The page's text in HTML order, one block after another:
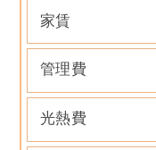
家賃
管理費
光熱費